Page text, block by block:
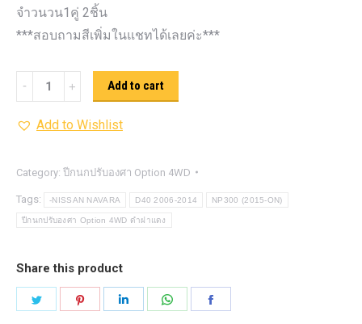
จำวนวน1คู่ 2ชิ้น
***สอบถามสีเพิ่มในแชทได้เลยค่ะ***
ปีกนก
ปรับ
องศา
4WD
ดำ
ฝา
quantity
Add to cart
Add to Wishlist
Category: ปีกนกปรับองศา Option 4WD
Tags: -NISSAN NAVARA D40 2006-2014 NP300 (2015-ON)
ปีกนกปรับองศา Option 4WD ดำฝาแดง
Share this product